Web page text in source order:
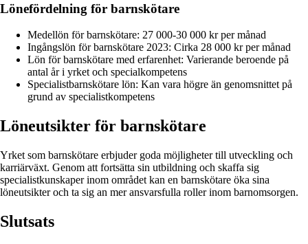
Lönefördelning för barnskötare
Medellön för barnskötare: 27 000-30 000 kr per månad
Ingångslön för barnskötare 2023: Cirka 28 000 kr per månad
Lön för barnskötare med erfarenhet: Varierande beroende på
antal år i yrket och specialkompetens
Specialistbarnskötare lön: Kan vara högre än genomsnittet på
grund av specialistkompetens
Löneutsikter för barnskötare
Yrket som barnskötare erbjuder goda möjligheter till utveckling och
karriärväxt. Genom att fortsätta sin utbildning och skaffa sig
specialistkunskaper inom området kan en barnskötare öka sina
löneutsikter och ta sig an mer ansvarsfulla roller inom barnomsorgen.
Slutsats